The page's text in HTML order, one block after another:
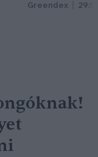
Greendex